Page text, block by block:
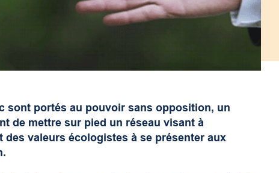
sont portés au pouvoir sans opposition, un
de mettre sur pied un réseau visant à
valeurs écologistes à se présenter aux